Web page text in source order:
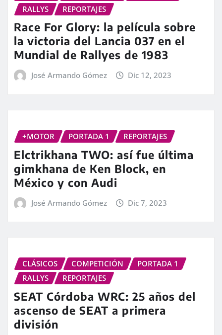
RALLYS
REPORTAJES
Race For Glory: la película sobre
la victoria del Lancia 037 en el
Mundial de Rallyes de 1983
José Armando Gómez Dic 12, 2023
+MOTOR PORTADA 1 REPORTAJES
Elctrikhana TWO: así fue última
gimkhana de Ken Block, en
México y con Audi
José Armando Gómez Dic 7, 2023
CLÁSICOS COMPETICIÓN
PORTADA 1
RALLYS
REPORTAJES
SEAT Córdoba WRC: 25 años del
ascenso de SEAT a primera
división